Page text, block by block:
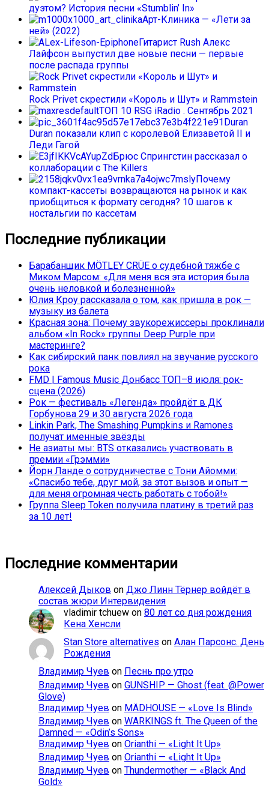
дуэтом? История песни «Stumblin’ In»
Арт-Клиника — «Лети за
ней» (2022)
Гитарист Rush Алекс
Лайфсон выпустил две новые песни — первые
после распада группы
Rock Privet скрестили «Король и Шут» и Rammstein
ТОП 10 RSG iRadio . Сентябрь 2021
Duran
Duran показали клип с королевой Елизаветой II и
Леди Гагой
Брюс Спрингстин рассказал о
коллаборации с The Killers
Почему
компакт-кассеты возвращаются на рынок и как
приобщиться к формату сегодня? 10 шагов к
ностальгии по кассетам
Последние публикации
Барабанщик MÖTLEY CRÜE о судебной тяжбе с
Миком Марсом: «Для меня вся эта история была
очень неловкой и болезненной»
Юлия Кроу рассказала о том, как пришла в рок —
музыку из балета
Красная зона: Почему звукорежиссеры проклинали
альбом «In Rock» группы Deep Purple при
мастеринге?
Как сибирский панк повлиял на звучание русского
рока
FMD | Famous Music Донбасс ТОП–8 июля: рок-
сцена (2026)
Рок — фестиваль «Легенда» пройдёт в ДК
Горбунова 29 и 30 августа 2026 года
Linkin Park, The Smashing Pumpkins и Ramones
получат именные звёзды
Не азиаты мы: BTS отказались участвовать в
премии «Грэмми»
Йорн Ланде о сотрудничестве с Тони Айомми:
«Спасибо тебе, друг мой, за этот вызов и опыт —
для меня огромная честь работать с тобой!»
Группа Sleep Token получила платину в третий раз
за 10 лет!
Последние комментарии
Алексей Дыков on Джо Линн Тёрнер войдёт в
состав жюри Интервидения
vladimir tchuew on 80 лет со дня рождения
Кена Хенсли
Stan Store alternatives on Алан Парсонс. День
Рождения
Владимир Чуев on Песнь про утро
Владимир Чуев on GUNSHIP — Ghost (feat. @Power
Glove)
Владимир Чуев on MÄDHOUSE — «Love Is Blind»
Владимир Чуев on WARKINGS ft. The Queen of the
Damned — «Odin’s Sons»
Владимир Чуев on Orianthi — «Light It Up»
Владимир Чуев on Orianthi — «Light It Up»
Владимир Чуев on Thundermother — «Black And
Gold»